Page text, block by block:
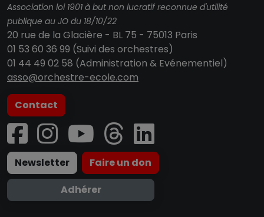
Association loi 1901 à but non lucratif reconnue d'utilité
publique au JO du 18/10/22
20 rue de la Glacière - BL 75 - 75013 Paris
01 53 60 36 99 (Suivi des orchestres)
01 44 49 02 58 (Administration & Evénementiel)
asso@orchestre-ecole.com
Contact
Newsletter
Faire un don
Adhérer